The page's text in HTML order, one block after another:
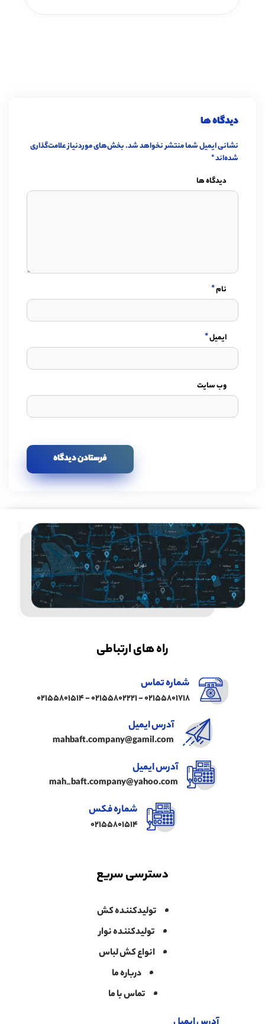
دیدگاه ها
نشانی ایمیل شما منتشر نخواهد شد.بخش‌های موردنیاز علامت‌گذاری
شده‌اند*
دیدگاه ها
نام*
ایمیل*
وب سایت
راه های ارتباطی
شماره تماس
02155801718 - 02155802221 - 02155801514
آدرس ایمیل
mahbaft.company@gamil.com
آدرس ایمیل
mah_baft.company@yahoo.com
شماره فکس
02155801514
دسترسی سریع
تولیدکننده کش
تولیدکننده نوار
انواع کش لباس
درباره ما
تماس با ما